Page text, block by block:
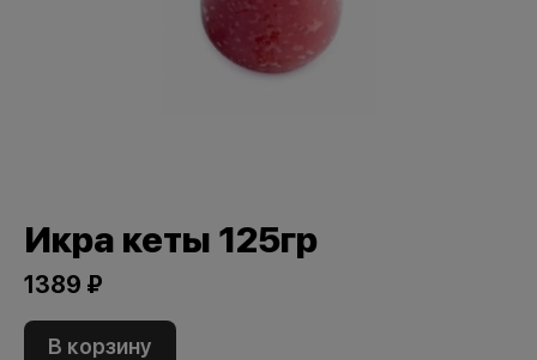
Икра кеты 125гр
1389 ₽
В корзину